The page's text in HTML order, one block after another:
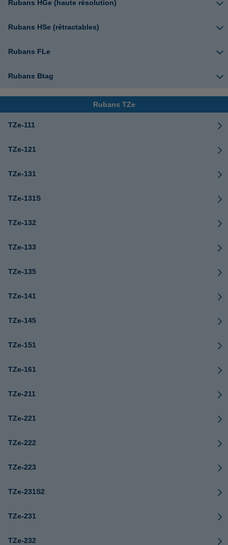
Rubans HGe (haute résolution)
Rubans HSe (rétractables)
Rubans FLe
Rubans Btag
Rubans TZe
TZe-111
TZe-121
TZe-131
TZe-131S
TZe-132
TZe-133
TZe-135
TZe-141
TZe-145
TZe-151
TZe-161
TZe-211
TZe-221
TZe-222
TZe-223
TZe-231S2
TZe-231
TZe-232